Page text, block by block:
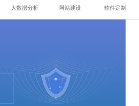
大数据分析 网站建设 软件定制